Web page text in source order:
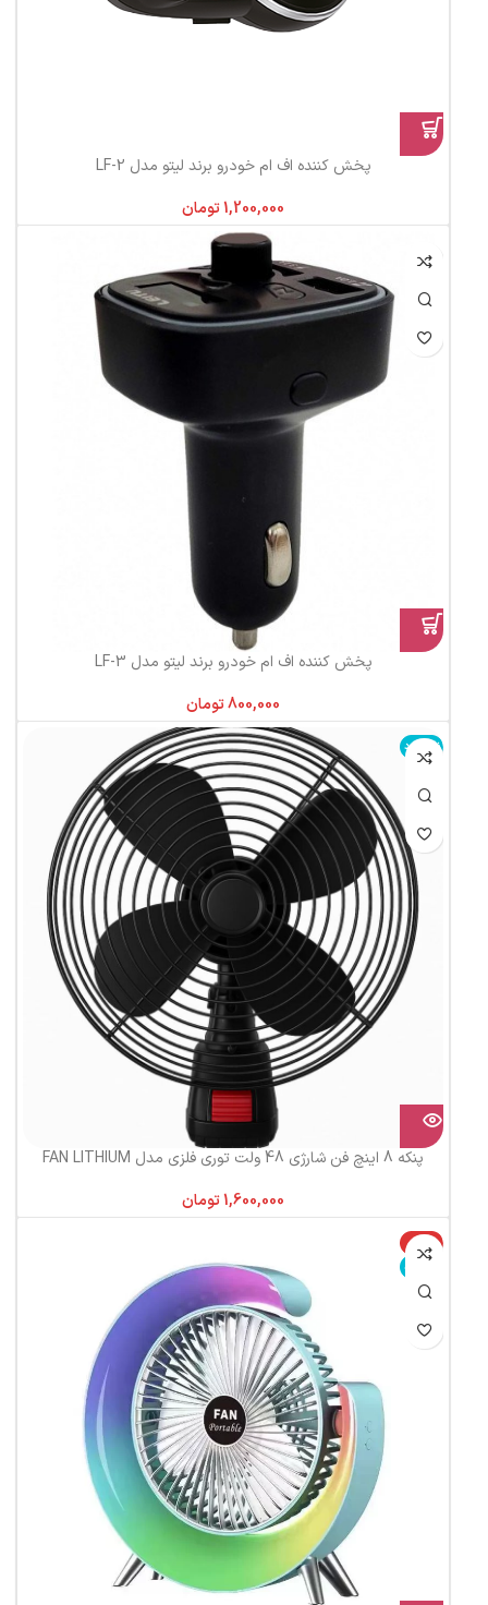
پخش کننده اف ام خودرو برند لیتو مدل LF-2
تومان
پخش کننده اف ام خودرو برند لیتو مدل LF-3
تومان
ناموجود
پنکه 8 اینچ فن شارژی 48 ولت توری فلزی مدل FAN LITHIUM
تومان
-11%
ناموجود